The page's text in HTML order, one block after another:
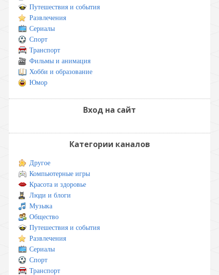
Путешествия и события
Развлечения
Сериалы
Спорт
Транспорт
Фильмы и анимация
Хобби и образование
Юмор
Вход на сайт
Категории каналов
Другое
Компьютерные игры
Красота и здоровье
Люди и блоги
Музыка
Общество
Путешествия и события
Развлечения
Сериалы
Спорт
Транспорт